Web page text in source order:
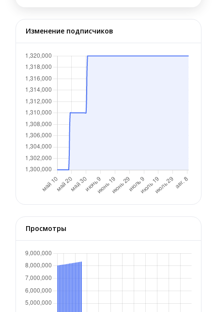
Изменение подписчиков
Просмотры